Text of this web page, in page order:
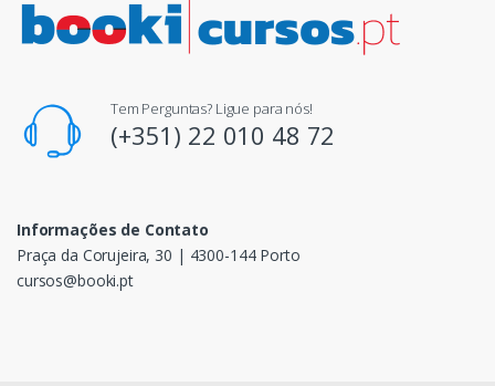
Tem Perguntas? Ligue para nós!
(+351) 22 010 48 72
Informações de Contato
Praça da Corujeira, 30 | 4300-144 Porto
cursos@booki.pt